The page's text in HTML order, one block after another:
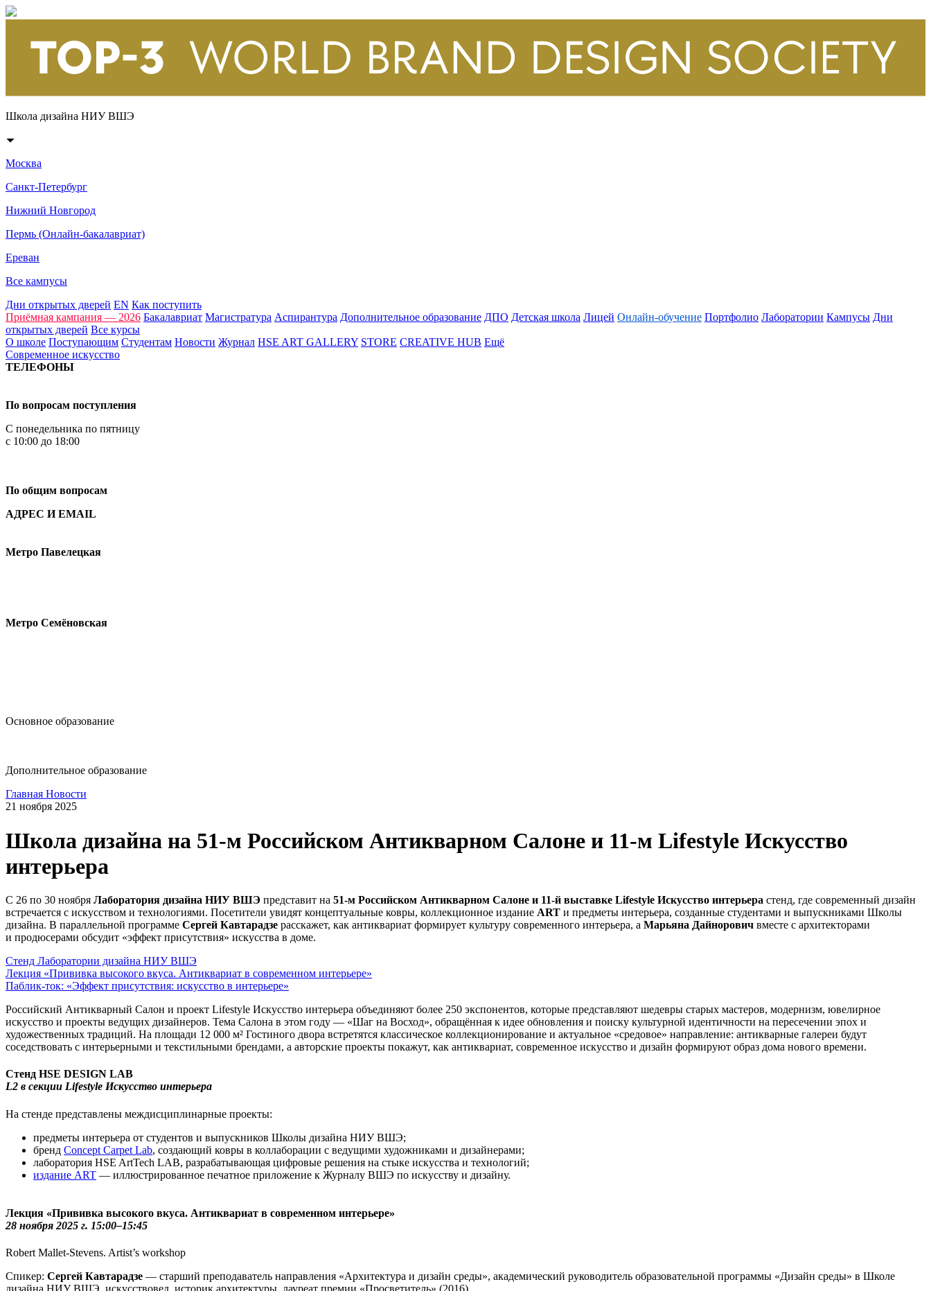
Школа дизайна НИУ ВШЭ
Москва
Санкт-Петербург
Нижний Новгород
Пермь (Онлайн-бакалавриат)
Ереван
Все кампусы
Дни открытых дверей EN Как поступить
Приёмная кампания — 2026 Бакалавриат Магистратура Аспирантура Дополнительное образование ДПО Детская школа Лицей Онлайн-обучение Портфолио Лаборатории Кампусы Дни
открытых дверей Все курсы
О школе Поступающим Студентам Новости Журнал HSE ART GALLERY STORE CREATIVE HUB Ещё
Современное искусство
ТЕЛЕФОНЫ
По вопросам поступления
С понедельника по пятницу
с 10:00 до 18:00
По общим вопросам
АДРЕС И EMAIL
Метро Павелецкая
Метро Семёновская
Основное образование
Дополнительное образование
Главная Новости
21 ноября 2025
Школа дизайна на 51-м Российском Антикварном Салоне и 11-м Lifestyle Искусство
интерьера
С 26 по 30 ноября Лаборатория дизайна НИУ ВШЭ представит на 51-м Российском Антикварном Салоне и 11-й выставке Lifestyle Искусство интерьера стенд, где современный дизайн
встречается с искусством и технологиями. Посетители увидят концептуальные ковры, коллекционное издание ART и предметы интерьера, созданные студентами и выпускниками Школы
дизайна. В параллельной программе Сергей Кавтарадзе расскажет, как антиквариат формирует культуру современного интерьера, а Марьяна Дайнорович вместе с архитекторами
и продюсерами обсудит «эффект присутствия» искусства в доме.
Стенд Лаборатории дизайна НИУ ВШЭ
Лекция «Прививка высокого вкуса. Антиквариат в современном интерьере»
Паблик-ток: «Эффект присутствия: искусство в интерьере»
Российский Антикварный Салон и проект Lifestyle Искусство интерьера объединяют более 250 экспонентов, которые представляют шедевры старых мастеров, модернизм, ювелирное
искусство и проекты ведущих дизайнеров. Тема Салона в этом году — «Шаг на Восход», обращённая к идее обновления и поиску культурной идентичности на пересечении эпох и
художественных традиций. На площади 12 000 м² Гостиного двора встретятся классическое коллекционирование и актуальное «средовое» направление: антикварные галереи будут
соседствовать с интерьерными и текстильными брендами, а авторские проекты покажут, как антиквариат, современное искусство и дизайн формируют образ дома нового времени.
Стенд HSE DESIGN LAB
L2 в секции Lifestyle Искусство интерьера
На стенде представлены междисциплинарные проекты:
предметы интерьера от студентов и выпускников Школы дизайна НИУ ВШЭ;
бренд Concept Carpet Lab, создающий ковры в коллаборации с ведущими художниками и дизайнерами;
лаборатория HSE ArtTech LAB, разрабатывающая цифровые решения на стыке искусства и технологий;
издание ART — иллюстрированное печатное приложение к Журналу ВШЭ по искусству и дизайну.
Лекция «Прививка высокого вкуса. Антиквариат в современном интерьере»
28 ноября 2025 г. 15:00–15:45
Robert Mallet-Stevens. Artist’s workshop
Спикер: Сергей Кавтарадзе — старший преподаватель направления «Архитектура и дизайн среды», академический руководитель образовательной программы «Дизайн среды» в Школе